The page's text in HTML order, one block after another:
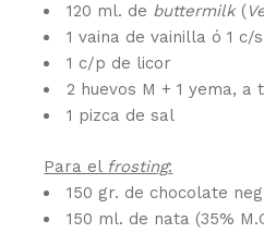
120 ml. de buttermilk(
1 vaina de vainilla ó 1
1 c/p de licor
2 huevos M + 1 yema,
1 pizca de sal
Para el frosting:
150 gr. de chocolate
150 ml. de nata (35%